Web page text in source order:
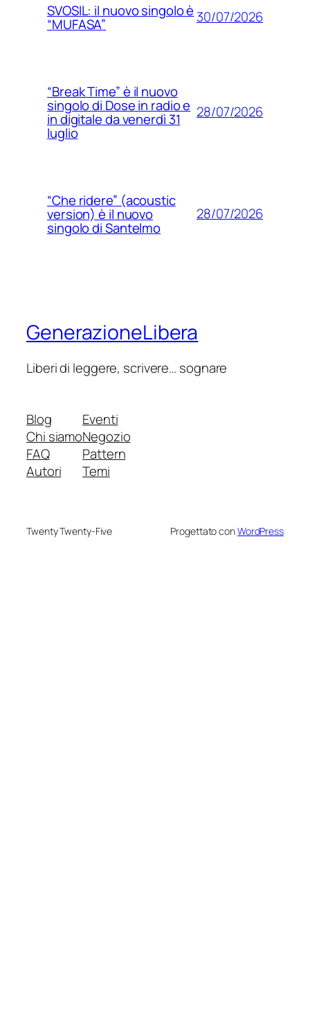
SVOSIL: il nuovo singolo è
“MUFASA” 30/07/2026
“Break Time” è il nuovo
singolo di Dose in radio e
in digitale da venerdì 31
luglio
28/07/2026
“Che ridere” (acoustic
version) è il nuovo
singolo di Santelmo
28/07/2026
GenerazioneLibera
Liberi di leggere, scrivere… sognare
Blog
Chi siamo
FAQ
Autori
Eventi
Negozio
Pattern
Temi
Twenty Twenty-Five Progettato conWordPress